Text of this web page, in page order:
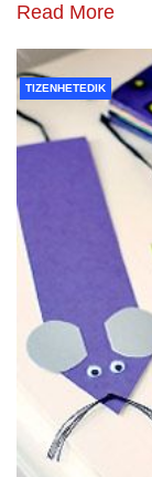
Read More
TIZENHETEDIK